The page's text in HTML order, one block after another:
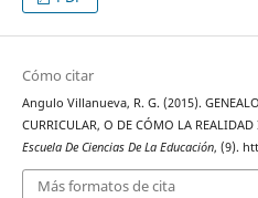
Cómo citar
Angulo Villanueva, R. G. (2015).
CURRICULAR, O DE CÓMO LA REALIDAD
Escuela De Ciencias De La Educación, (9).
Más formatos de cita